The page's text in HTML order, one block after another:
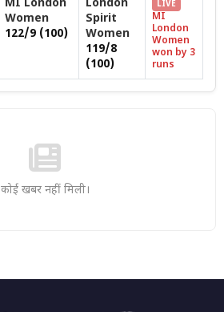
MI London
Women
122/9 (100)
London
Spirit
Women
119/8
(100)
LIVE
MI
London
Women
won by 3
runs
कोई खबर नहीं मिली।